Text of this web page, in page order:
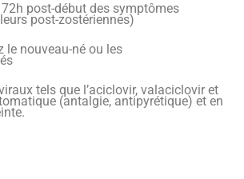
post-début des symptômes
post-zostériennes)
le nouveau-né ou les
tels que l’aciclovir, valaciclovir et
(antalgie, antipyrétique) et en